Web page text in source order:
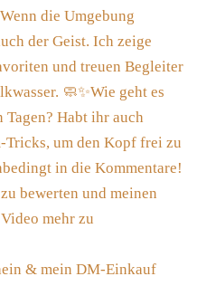
& mein DM-Einkauf